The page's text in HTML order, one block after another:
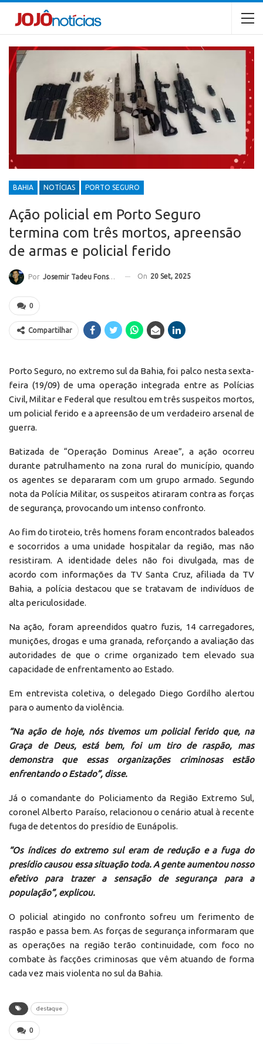
BAHIA NOTÍCIAS PORTO SEGURO
Ação policial em Porto Seguro
termina com três mortos, apreensão
de armas e policial ferido
Por Josemir Tadeu Fonseca On 20 Set, 2025
0
Compartilhar
Porto Seguro, no extremo sul da Bahia, foi palco nesta sexta-
feira (19/09) de uma operação integrada entre as Polícias
Civil, Militar e Federal que resultou em três suspeitos mortos,
um policial ferido e a apreensão de um verdadeiro arsenal de
guerra.
Batizada de “Operação Dominus Areae”, a ação ocorreu
durante patrulhamento na zona rural do município, quando
os agentes se depararam com um grupo armado. Segundo
nota da Polícia Militar, os suspeitos atiraram contra as forças
de segurança, provocando um intenso confronto.
Ao fim do tiroteio, três homens foram encontrados baleados
e socorridos a uma unidade hospitalar da região, mas não
resistiram. A identidade deles não foi divulgada, mas de
acordo com informações da TV Santa Cruz, afiliada da TV
Bahia, a polícia destacou que se tratavam de indivíduos de
alta periculosidade.
Na ação, foram apreendidos quatro fuzis, 14 carregadores,
munições, drogas e uma granada, reforçando a avaliação das
autoridades de que o crime organizado tem elevado sua
capacidade de enfrentamento ao Estado.
Em entrevista coletiva, o delegado Diego Gordilho alertou
para o aumento da violência.
“Na ação de hoje, nós tivemos um policial ferido que, na
Graça de Deus, está bem, foi um tiro de raspão, mas
demonstra que essas organizações criminosas estão
enfrentando o Estado”, disse.
Já o comandante do Policiamento da Região Extremo Sul,
coronel Alberto Paraíso, relacionou o cenário atual à recente
fuga de detentos do presídio de Eunápolis.
“Os índices do extremo sul eram de redução e a fuga do
presídio causou essa situação toda. A gente aumentou nosso
efetivo para trazer a sensação de segurança para a
população”, explicou.
O policial atingido no confronto sofreu um ferimento de
raspão e passa bem. As forças de segurança informaram que
as operações na região terão continuidade, com foco no
combate às facções criminosas que vêm atuando de forma
cada vez mais violenta no sul da Bahia.
destaque
0